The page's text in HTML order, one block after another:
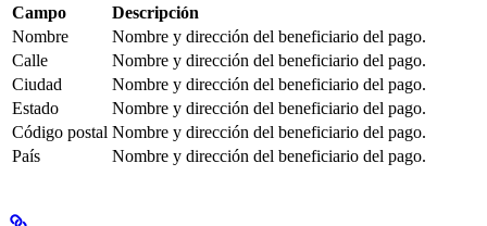
Campo
Descripción
Nombre
Nombre y dirección del beneficiario del pago.
Calle
Nombre y dirección del beneficiario del pago.
Ciudad
Nombre y dirección del beneficiario del pago.
Estado
Nombre y dirección del beneficiario del pago.
Código postal Nombre y dirección del beneficiario del pago.
País
Nombre y dirección del beneficiario del pago.